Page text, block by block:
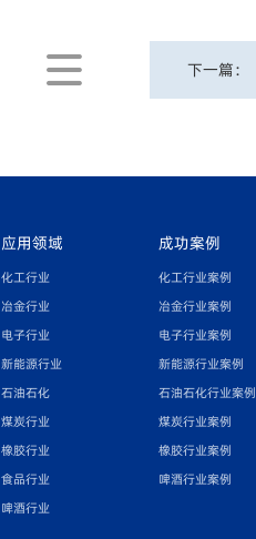
下一篇：
应用领域
化工行业
冶金行业
电子行业
新能源行业
石油石化
煤炭行业
橡胶行业
食品行业
啤酒行业
成功案例
化工行业案例
冶金行业案例
电子行业案例
新能源行业案例
石油石化行业案例
煤炭行业案例
橡胶行业案例
啤酒行业案例